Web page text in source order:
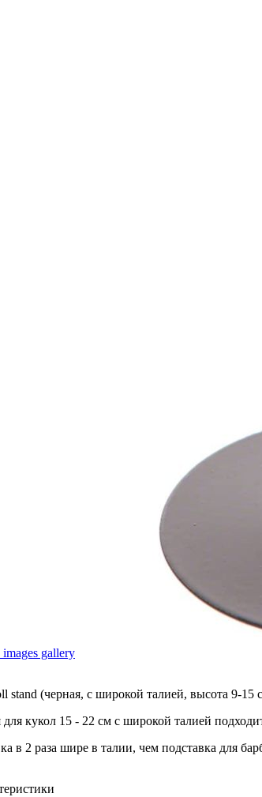
gallery
stand (черная, с широкой талией, высота 9-15
для кукол 15 - 22 см с широкой талией
в 2 раза шире в талии, чем подставка для